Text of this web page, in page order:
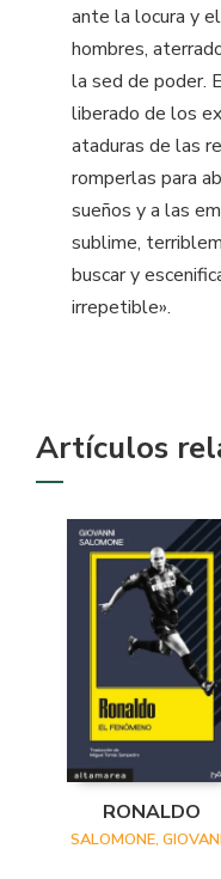
ante la locura y
hombres,
la sed de poder.
liberado de los
ataduras de las
romperlas para
sueños y a las
sublime,
buscar y
irrepetible».
Artículos
RONALDO
SALOMONE,